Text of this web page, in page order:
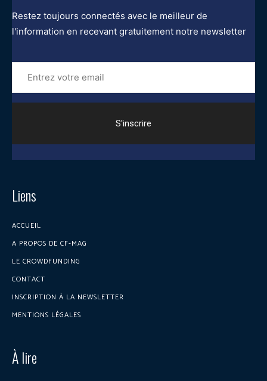
Restez toujours connectés avec le meilleur de
l'information en recevant gratuitement notre newsletter
Entrez
votre
email
Liens
ACCUEIL
A PROPOS DE CF-MAG
LE CROWDFUNDING
CONTACT
INSCRIPTION À LA NEWSLETTER
MENTIONS LÉGALES
À lire